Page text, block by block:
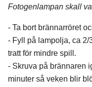
Fotogenlampan skall
- Ta bort brännarröret
- Fyll på lampolja, ca 2/
tratt för mindre spill.
- Skruva på brännaren
minuter så veken blir